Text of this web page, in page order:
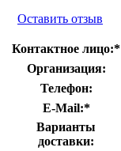
Оставить отзыв
Контактное лицо:*
Организация:
Телефон:
E-Mail:*
Варианты
доставки: